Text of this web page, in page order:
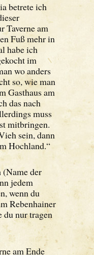
betrete ich
Taverne am
Fuß mehr in
habe ich
im
wo anders
so, wie man
Gasthaus am
das nach
muss
mitbringen.
sein, dann
Hochland.“
(Name der
jedem
wenn du
Rebenhainer
nur tragen
am Ende